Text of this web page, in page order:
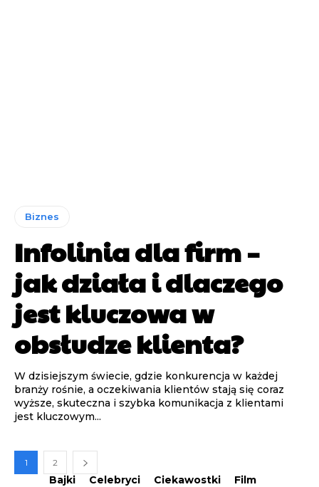
Biznes
Infolinia dla firm –
jak działa i dlaczego
jest kluczowa w
obsłudze klienta?
W dzisiejszym świecie, gdzie konkurencja w każdej
branży rośnie, a oczekiwania klientów stają się coraz
wyższe, skuteczna i szybka komunikacja z klientami
jest kluczowym...
1 2
Bajki Celebryci Ciekawostki Film